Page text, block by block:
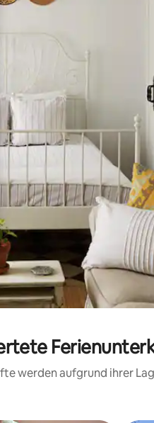
nach oben und unten oder
werden aufgrund ihrer